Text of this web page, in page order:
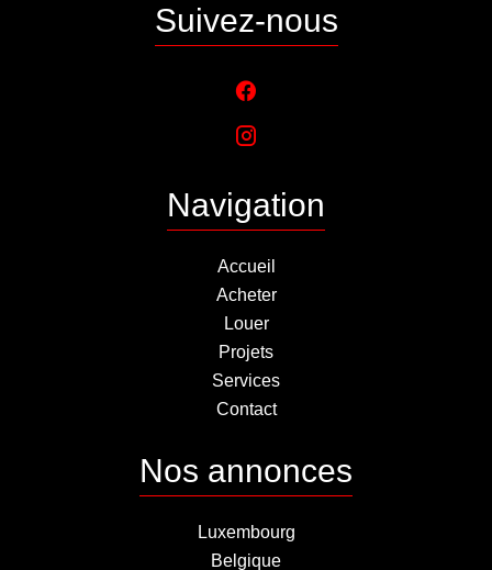
Suivez-nous
Navigation
Accueil
Acheter
Louer
Projets
Services
Contact
Nos annonces
Luxembourg
Belgique